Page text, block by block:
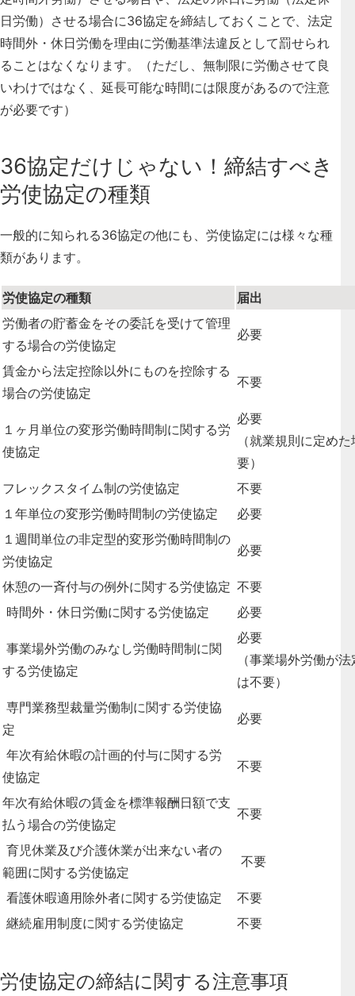
日労働）させる場合に36協定を締結しておくことで、法定
時間外・休日労働を理由に労働基準法違反として罰せられ
ることはなくなります。（ただし、無制限に労働させて良
いわけではなく、延長可能な時間には限度があるので注意
が必要です）
36協定だけじゃない！締結すべき
労使協定の種類
一般的に知られる36協定の他にも、労使協定には様々な種
類があります。
労使協定の種類
届出
労働者の貯蓄金をその委託を受けて管理
する場合の労使協定
必要
賃金から法定控除以外にものを控除する
場合の労使協定
不要
１ヶ月単位の変形労働時間制に関する労
使協定
必要
（就業規則に定め
要）
フレックスタイム制の労使協定
不要
１年単位の変形労働時間制の労使協定
必要
１週間単位の非定型的変形労働時間制の
労使協定
必要
休憩の一斉付与の例外に関する労使協定 不要
時間外・休日労働に関する労使協定
必要
事業場外労働のみなし労働時間制に関
する労使協定
必要
（事業場外労働が
は不要）
専門業務型裁量労働制に関する労使協
定
必要
年次有給休暇の計画的付与に関する労
使協定
不要
年次有給休暇の賃金を標準報酬日額で支
払う場合の労使協定
不要
育児休業及び介護休業が出来ない者の
範囲に関する労使協定
不要
看護休暇適用除外者に関する労使協定
不要
継続雇用制度に関する労使協定
不要
労使協定の締結に関する注意事項